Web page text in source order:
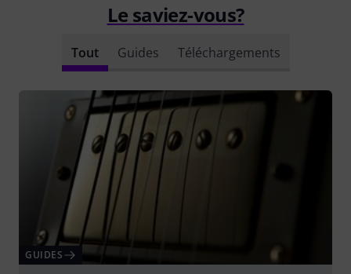
Le saviez-vous?
Tout Guides Téléchargements
GUIDES